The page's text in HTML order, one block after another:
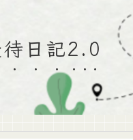
日記2.0